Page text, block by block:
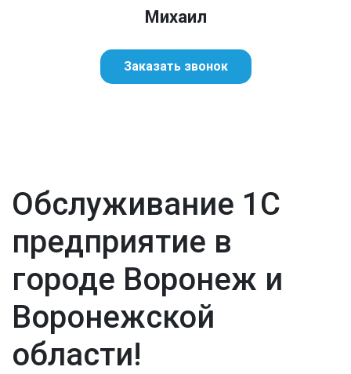
Михаил
Заказать звонок
Обслуживание 1С
предприятие в
городе Воронеж и
Воронежской
области!